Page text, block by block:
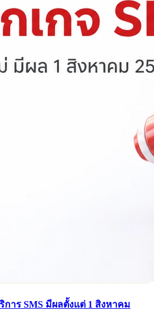
าร SMS มีผลตั้งแต่ 1 สิงหาคม